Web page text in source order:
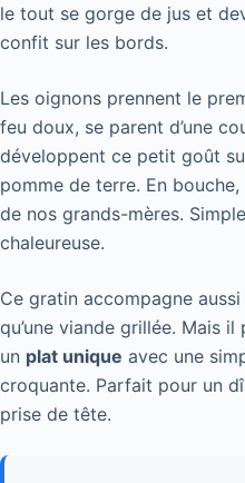
le tout se gorge de jus et
confit sur les bords.
Les oignons prennent le
feu doux, se parent d’une
développent ce petit goût
pomme de terre. En
de nos grands-mères.
chaleureuse.
Ce gratin accompagne
qu’une viande grillée. Mais
un plat unique avec une
croquante. Parfait pour un
prise de tête.